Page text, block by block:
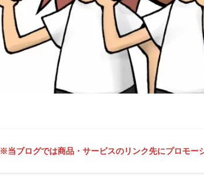
※当ブログでは商品・サービスのリンク先にプロモー